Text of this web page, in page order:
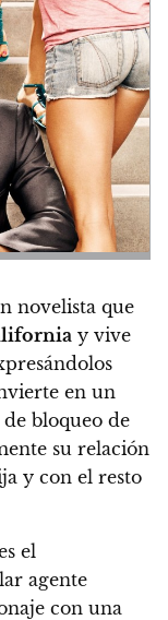
novelista que
y vive
en un
bloqueo de
su relación
y con el resto
el
agente
con una